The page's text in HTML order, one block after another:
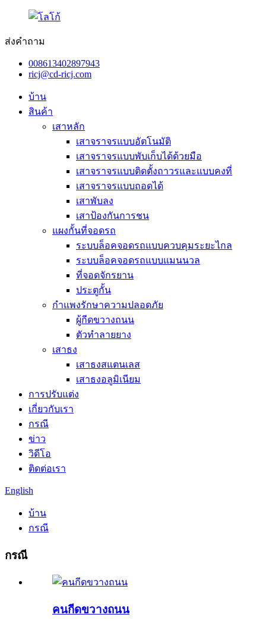
ส่งคำถาม
008613402897943
ricj@cd-ricj.com
บ้าน
สินค้า
เสาหลัก
เสาจราจรแบบอัตโนมัติ
เสาจราจรแบบพับเก็บได้ด้วยมือ
เสาจราจรแบบติดตั้งถาวรและแบบคงที่
เสาจราจรแบบถอดได้
เสาพับลง
เสาป้องกันการชน
แผงกั้นที่จอดรถ
ระบบล็อคจอดรถแบบควบคุมระยะไกล
ระบบล็อคจอดรถแบบแมนนวล
ที่จอดจักรยาน
ประตูกั้น
กำแพงรักษาความปลอดภัย
ผู้กีดขวางถนน
ตัวทำลายยาง
เสาธง
เสาธงสแตนเลส
เสาธงอลูมิเนียม
การปรับแต่ง
เกี่ยวกับเรา
กรณี
ข่าว
วิดีโอ
ติดต่อเรา
English
บ้าน
กรณี
กรณี
คนกีดขวางถนน